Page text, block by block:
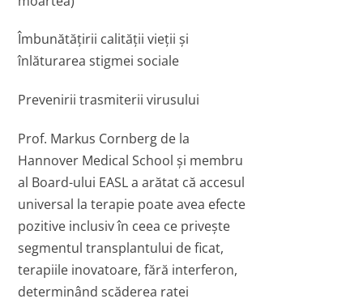
Îmbunătățirii calității vieții și
înlăturarea stigmei sociale
Prevenirii trasmiterii virusului
Prof. Markus Cornberg de la
Hannover Medical School și membru
al Board-ului EASL a arătat că accesul
universal la terapie poate avea efecte
pozitive inclusiv în ceea ce privește
segmentul transplantului de ficat,
terapiile inovatoare, fără interferon,
determinând scăderea ratei